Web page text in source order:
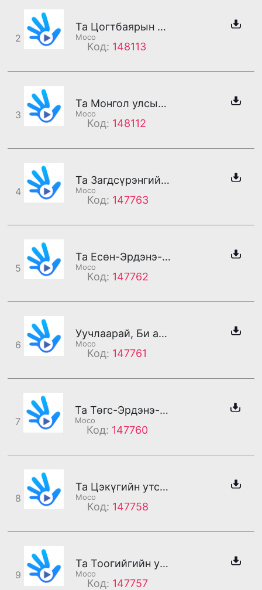
2
Та Цогтбаярын утсанд холбогдлоо
Moco
Код: 148113
3
Та Монгол улсын соёлын тэргүүний ажилтан Халиунаагийн утсанд холбогдлоо
Moco
Код: 148112
4
Та Загдсүрэнгийн утсанд холбогдлоо
Moco
Код: 147763
5
Та Есөн-Эрдэнэ-н утсанд холбогдлоо
Moco
Код: 147762
6
Уучлаарай, Би амарч байна
Moco
Код: 147761
7
Та Төгс-Эрдэнэ-н утсанд холбогдлоо
Moco
Код: 147760
8
Та Цэкүгийн утсанд холбогдлоо
Moco
Код: 147758
9
Та Тоогийгийн утсанд холбогдлоо
Moco
Код: 147757